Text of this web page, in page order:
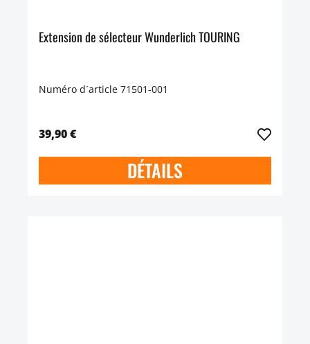
Extension de sélecteur Wunderlich TOURING
Numéro d´article 71501-001
39,90 €
DÉTAILS